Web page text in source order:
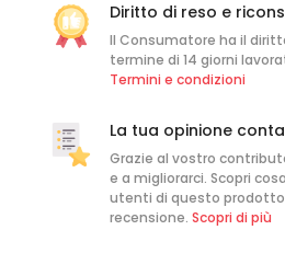
Diritto di reso e
Il Consumatore ha il
termine di 14 giorni
Termini e condizioni
La tua opinione
Grazie al vostro
e a migliorarci. Scopri
utenti di questo prodotto
recensione. Scopri di più